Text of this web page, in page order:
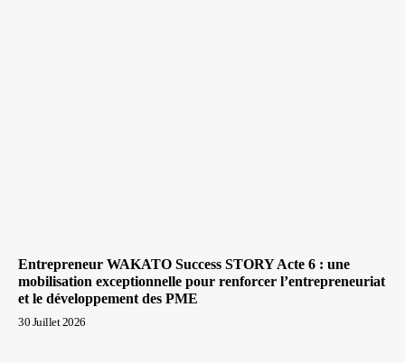
Entrepreneur WAKATO Success STORY Acte 6 : une
mobilisation exceptionnelle pour renforcer l’entrepreneuriat
et le développement des PME
30 Juillet 2026